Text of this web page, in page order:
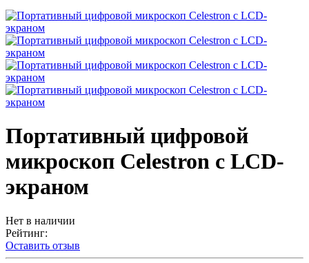
Портативный цифровой
микроскоп Celestron с LCD-
экраном
Нет в наличии
Рейтинг:
Оставить отзыв